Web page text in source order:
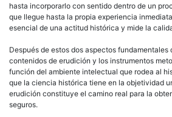
hasta incorporarlo con sentido dentro de un
que llegue hasta la propia experiencia
esencial de una actitud histórica y mide la
Después de estos dos aspectos fundamentales
contenidos de erudición y los instrumentos
función del ambiente intelectual que rodea al
que la ciencia histórica tiene en la objetividad
erudición constituye el camino real para la
seguros.